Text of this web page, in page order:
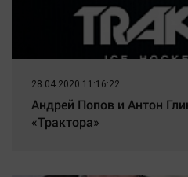
28.04.2020 11:16:22
Андрей Попов и Антон
«Трактора»